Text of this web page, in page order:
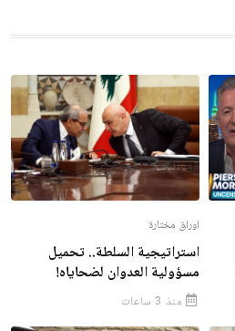
اوراق مختارة
استراتيجية السلطة.. تحميل
مسؤولية العدوان لضحاياه!
منذ 3 ساعات